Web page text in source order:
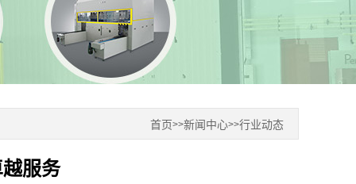
首页>>新闻中心>>行业动态
服务